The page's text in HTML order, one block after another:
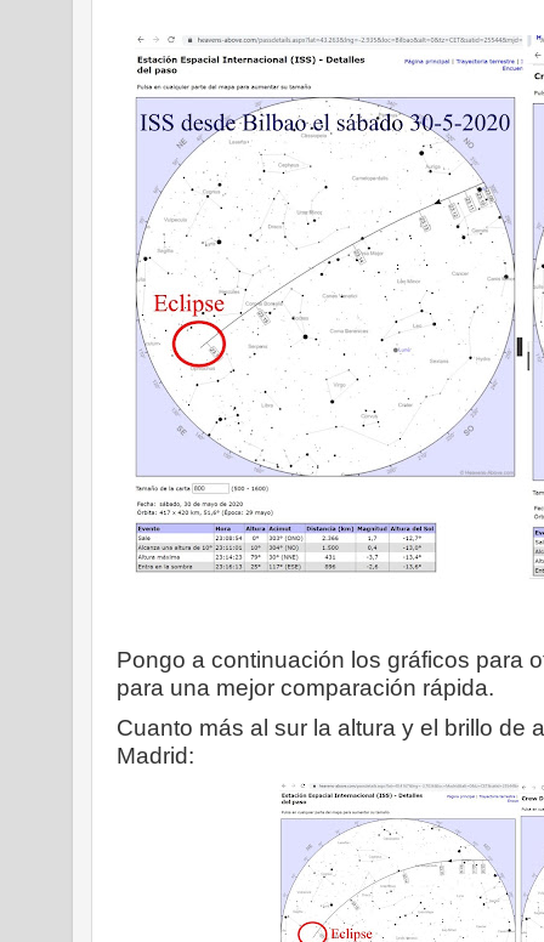
Pongo a continuación los gráficos para
para una mejor comparación rápida.
Cuanto más al sur la altura y el brillo de
Madrid: